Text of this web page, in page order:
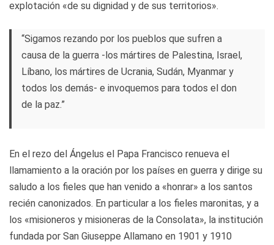
explotación «de su dignidad y de sus territorios».
“Sigamos rezando por los pueblos que sufren a
causa de la guerra -los mártires de Palestina, Israel,
Líbano, los mártires de Ucrania, Sudán, Myanmar y
todos los demás- e invoquemos para todos el don
de la paz.”
En el rezo del Ángelus el Papa Francisco renueva el
llamamiento a la oración por los países en guerra y dirige su
saludo a los fieles que han venido a «honrar» a los santos
recién canonizados. En particular a los fieles maronitas, y a
los «misioneros y misioneras de la Consolata», la institución
fundada por San Giuseppe Allamano en 1901 y 1910